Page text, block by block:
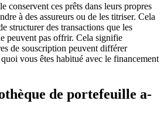
conservent ces prêts dans leurs propres
à des assureurs ou de les titriser. Cela
structurer des transactions que les
peuvent pas offrir. Cela signifie
de souscription peuvent différer
vous êtes habitué avec le financement
de portefeuille a-